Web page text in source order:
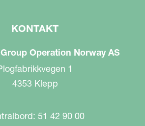
KONTAKT
Operation Norway AS
1
4353 Klepp
51 42 90 00